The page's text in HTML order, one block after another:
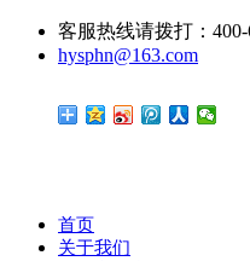
客服热线请拨打：400-
hysphn@163.com
首页
关于我们